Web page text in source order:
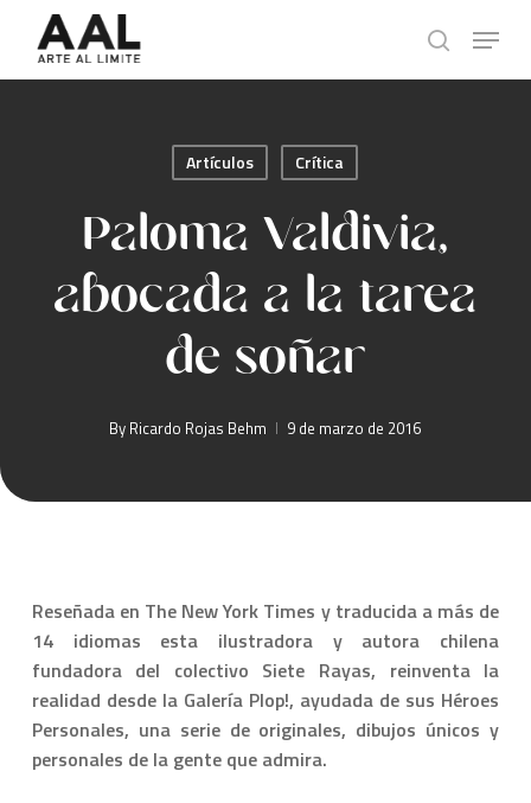
main
search
Menu
Artículos Crítica
Paloma Valdivia,
abocada a la tarea
de soñar
By Ricardo Rojas Behm 9 de marzo de 2016
Reseñada en The New York Times y traducida a más de
14 idiomas esta ilustradora y autora chilena
fundadora del colectivo Siete Rayas, reinventa la
realidad desde la Galería Plop!, ayudada de sus Héroes
Personales, una serie de originales, dibujos únicos y
personales de la gente que admira.